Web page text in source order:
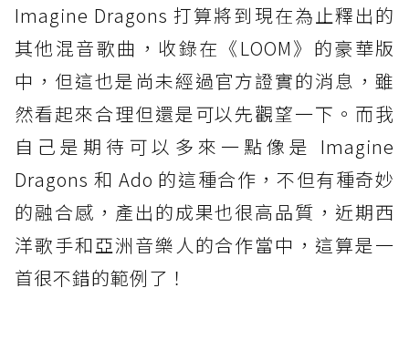
Imagine Dragons 打算將到現在為止釋出的
其他混音歌曲，收錄在《LOOM》的豪華版
中，但這也是尚未經過官方證實的消息，雖
然看起來合理但還是可以先觀望一下。而我
自己是期待可以多來一點像是 Imagine
Dragons 和 Ado 的這種合作，不但有種奇妙
的融合感，產出的成果也很高品質，近期西
洋歌手和亞洲音樂人的合作當中，這算是一
首很不錯的範例了！